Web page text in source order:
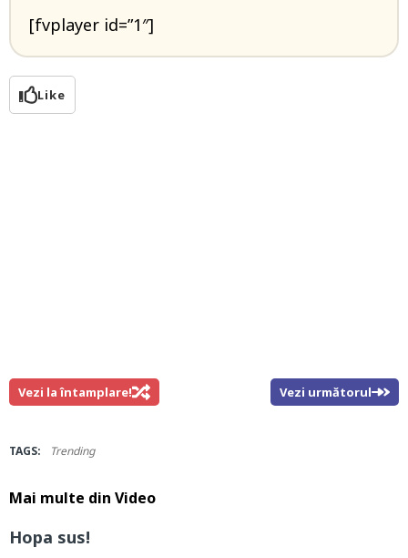
[fvplayer id=”1″]
Like
Vezi la întamplare! Vezi următorul
TAGS: Trending
Mai multe din Video
Hopa sus!